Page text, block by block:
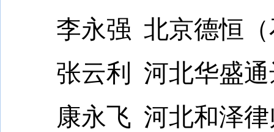
李永强 北京德恒（
张云利 河北华盛通
康永飞 河北和泽律